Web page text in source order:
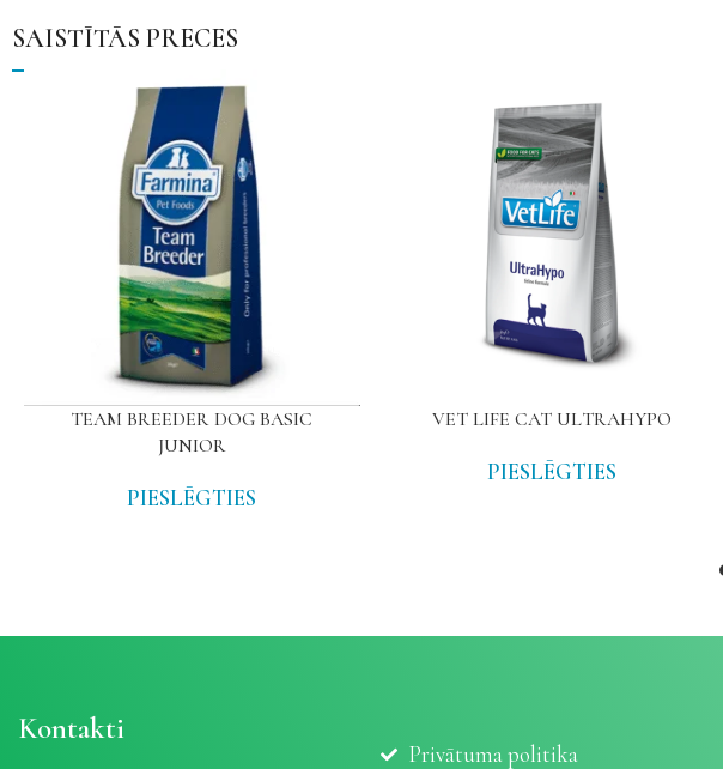
SAISTĪTĀS PRECES
TEAM BREEDER DOG BASIC
JUNIOR
PIESLĒGTIES
VET LIFE CAT ULTRAHYPO
PIESLĒGTIES
Kontakti
Privātuma politika